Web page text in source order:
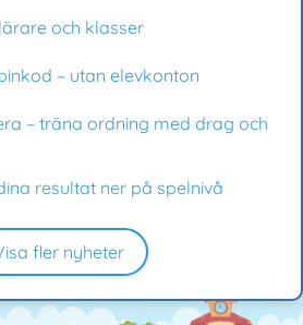
och klasser
– utan elevkonton
– träna ordning med drag och
resultat ner på spelnivå
fler nyheter